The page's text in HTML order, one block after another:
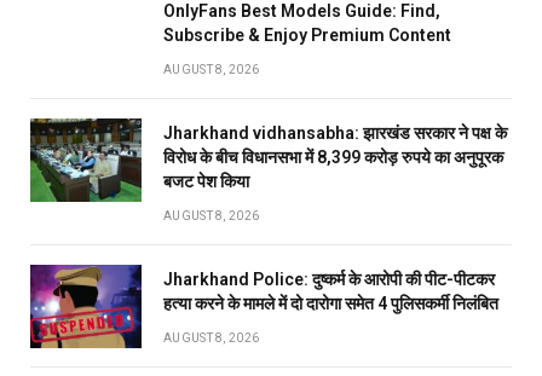
OnlyFans Best Models Guide: Find,
Subscribe & Enjoy Premium Content
AUGUST 8, 2026
Jharkhand vidhansabha: झारखंड सरकार ने पक्ष के
विरोध के बीच विधानसभा में 8,399 करोड़ रुपये का अनुपूरक
बजट पेश किया
AUGUST 8, 2026
Jharkhand Police: दुष्कर्म के आरोपी की पीट-पीटकर
हत्या करने के मामले में दो दारोगा समेत 4 पुलिसकर्मी निलंबित
AUGUST 8, 2026